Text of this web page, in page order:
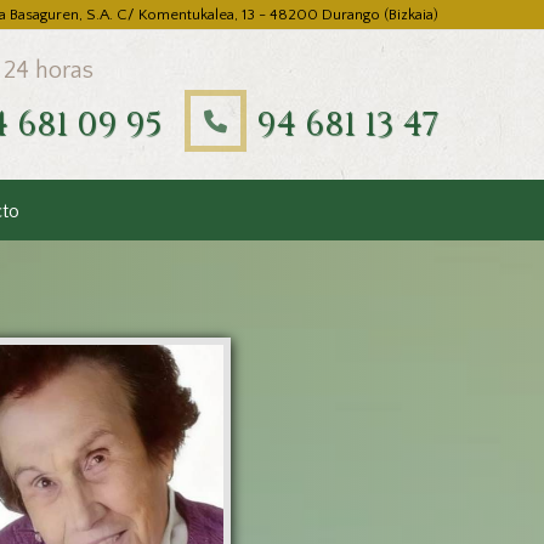
Basaguren, S.A. C/ Komentukalea, 13 - 48200 Durango (Bizkaia)
horas
681 09 95 94 681 13 47